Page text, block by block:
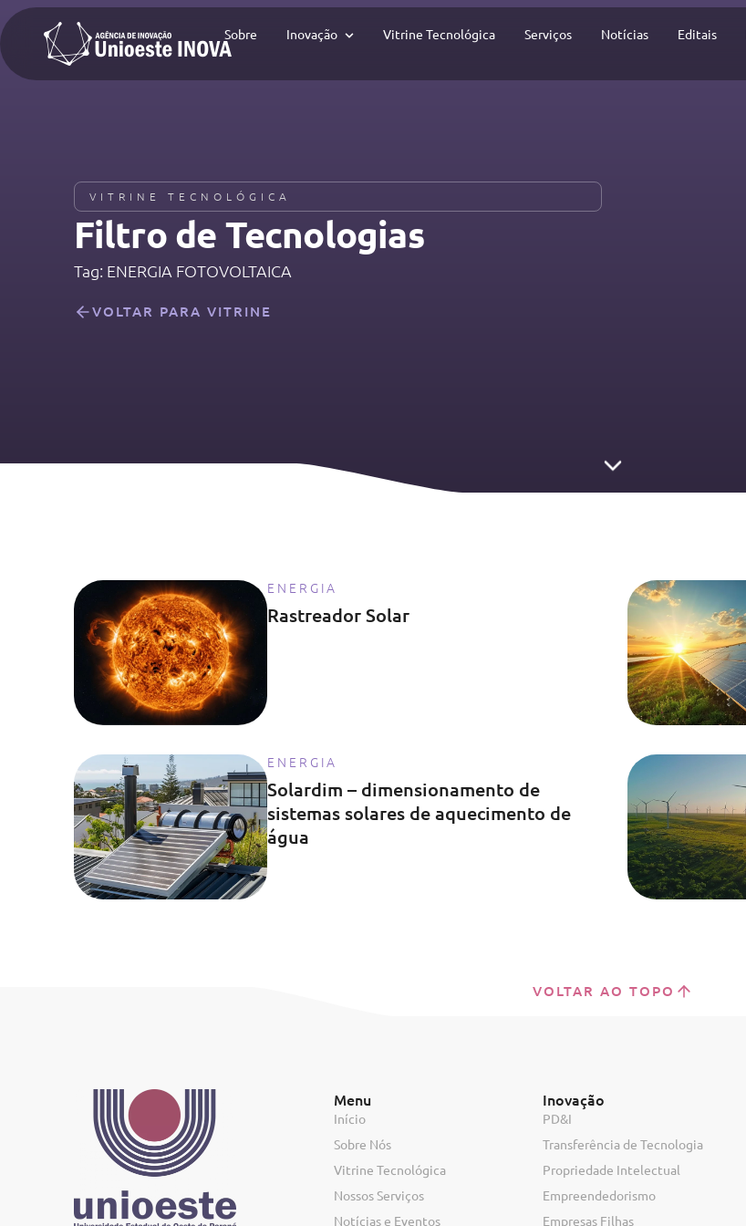
Sobre Inovação Vitrine Tecnológica Serviços Notícias Editais
VITRINE TECNOLÓGICA
Filtro de Tecnologias​
Tag: ENERGIA FOTOVOLTAICA
VOLTAR PARA VITRINE
Rastreador Solar
ENERGIA
Solardim – dimensionamento de
sistemas solares de aquecimento de
água
ENERGIA
VOLTAR AO TOPO
Menu
Início
Sobre Nós
Vitrine Tecnológica
Nossos Serviços
Notícias e Eventos
Inovação
PD&I
Transferência de Tecnologia
Propriedade Intelectual
Empreendedorismo
Empresas Filhas